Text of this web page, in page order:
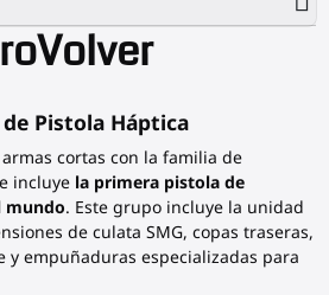
Pistola Háptica
cortas con la familia de
incluye la primera pistola de
mundo. Este grupo incluye la unidad
de culata SMG, copas traseras,
y empuñaduras especializadas para